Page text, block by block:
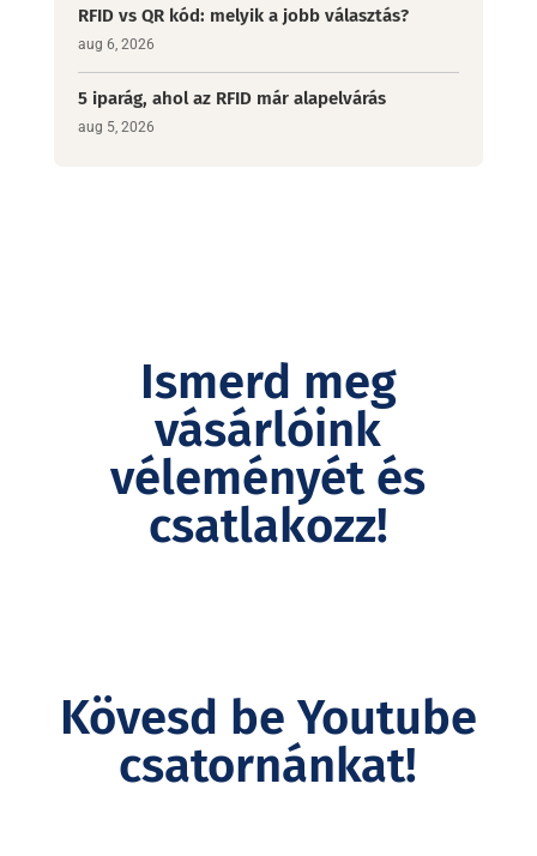
RFID vs QR kód: melyik a jobb választás?
aug 6, 2026
5 iparág, ahol az RFID már alapelvárás
aug 5, 2026
Ismerd meg
vásárlóink
véleményét és
csatlakozz!
Kövesd be Youtube
csatornánkat!